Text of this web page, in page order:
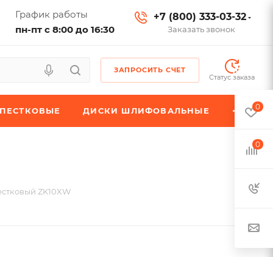
График работы
пн-пт с 8:00 до 16:30
+7 (800) 333-03-32
Заказать звонок
ЗАПРОСИТЬ СЧЕТ
Статус заказа
ДИСКИ ШЛИФОВАЛЬНЫЕ
ZK10XW
0
0